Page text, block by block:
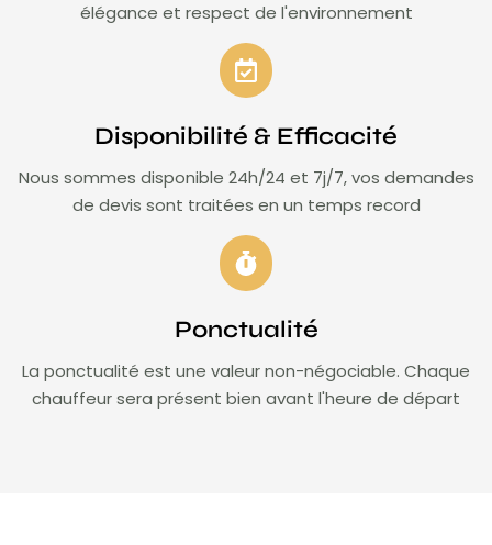
élégance et respect de l'environnement
Disponibilité & Efficacité
Nous sommes disponible 24h/24 et 7j/7, vos demandes
de devis sont traitées en un temps record
Ponctualité
La ponctualité est une valeur non-négociable. Chaque
chauffeur sera présent bien avant l'heure de départ